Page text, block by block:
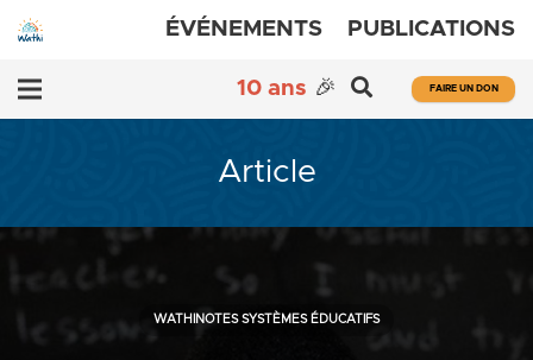
ÉVÉNEMENTS PUBLICATIONS
10 ans 🎉 FAIRE UN DON
Article
WATHINOTES SYSTÈMES ÉDUCATIFS